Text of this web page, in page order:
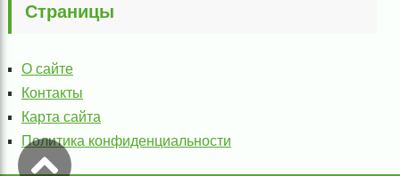
Страницы
О сайте
Контакты
Карта сайта
Политика конфиденциальности